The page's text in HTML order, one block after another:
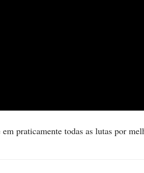
praticamente todas as lutas por